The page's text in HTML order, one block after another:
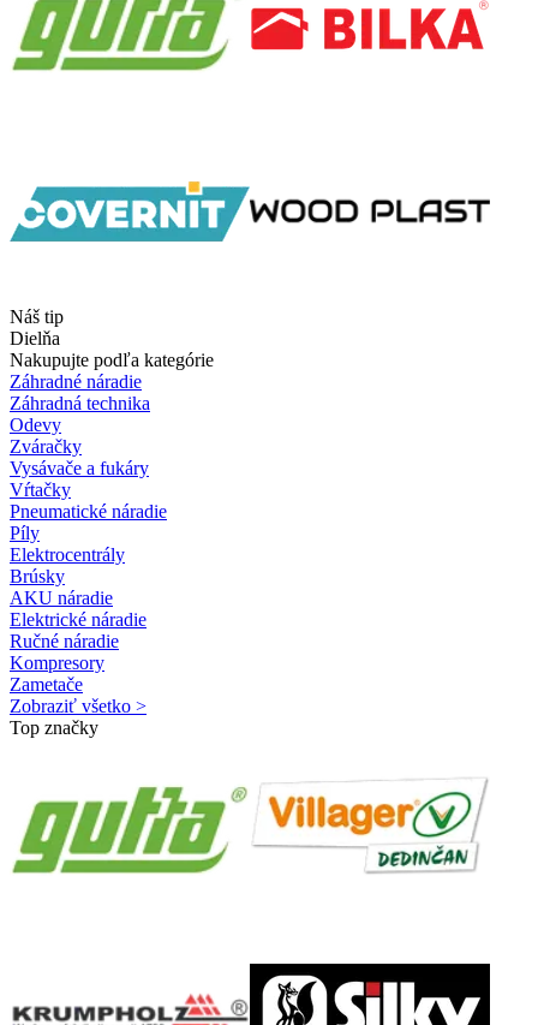
Náš tip
Dielňa
Nakupujte podľa kategórie
Záhradné náradie
Záhradná technika
Odevy
Zváračky
Vysávače a fukáry
Vŕtačky
Pneumatické náradie
Píly
Elektrocentrály
Brúsky
AKU náradie
Elektrické náradie
Ručné náradie
Kompresory
Zametače
Zobraziť všetko >
Top značky